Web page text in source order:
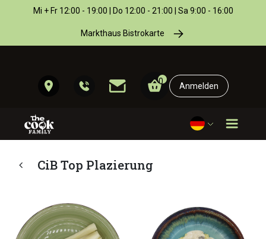
Mi + Fr 12:00 - 19:00 | Do 12:00 - 21:00 | Sa 9:00 - 16:00
Markthaus Bistrokarte
0 Anmelden
CiB Top Plazierung